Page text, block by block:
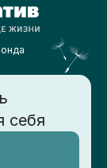
себя